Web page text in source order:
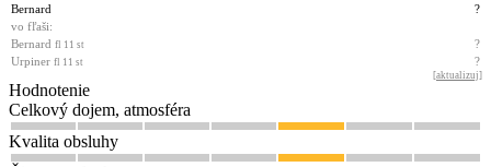
Bernard
?
vo fľaši:
Bernard fl 11 st
?
Urpiner fl 11 st ?
[aktualizuj]
Hodnotenie
Celkový dojem, atmosféra
Kvalita obsluhy